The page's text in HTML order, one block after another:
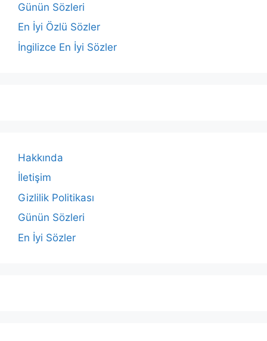
Günün Sözleri
En İyi Özlü Sözler
İngilizce En İyi Sözler
Hakkında
İletişim
Gizlilik Politikası
Günün Sözleri
En İyi Sözler